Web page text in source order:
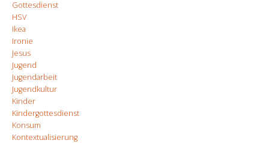
Gottesdienst
HSV
Ikea
Ironie
Jesus
Jugend
Jugendarbeit
Jugendkultur
Kinder
Kindergottesdienst
Konsum
Kontextualisierung